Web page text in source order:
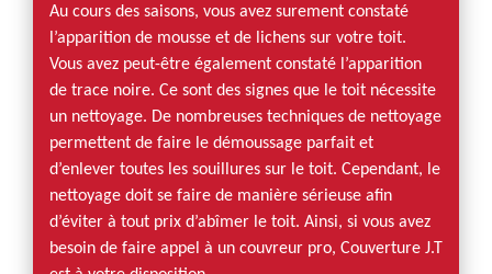
Au cours des saisons, vous avez surement constaté
l’apparition de mousse et de lichens sur votre toit.
Vous avez peut-être également constaté l’apparition
de trace noire. Ce sont des signes que le toit nécessite
un nettoyage. De nombreuses techniques de nettoyage
permettent de faire le démoussage parfait et
d’enlever toutes les souillures sur le toit. Cependant, le
nettoyage doit se faire de manière sérieuse afin
d’éviter à tout prix d’abîmer le toit. Ainsi, si vous avez
besoin de faire appel à un couvreur pro, Couverture J.T